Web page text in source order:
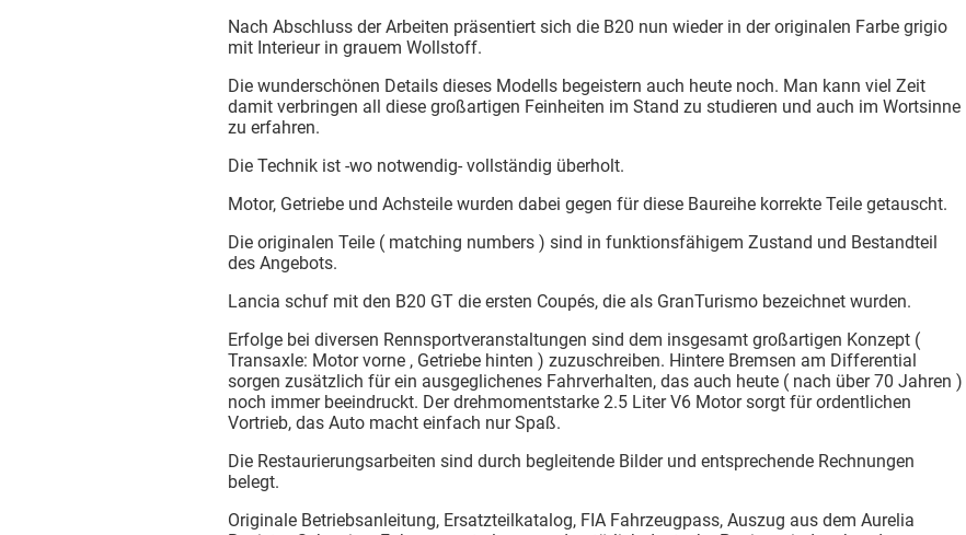
Nach Abschluss der Arbeiten präsentiert sich die B20 nun wieder in der originalen Farbe grigio
mit Interieur in grauem Wollstoff.
Die wunderschönen Details dieses Modells begeistern auch heute noch. Man kann viel Zeit
damit verbringen all diese großartigen Feinheiten im Stand zu studieren und auch im Wortsinne
zu erfahren.
Die Technik ist -wo notwendig- vollständig überholt.
Motor, Getriebe und Achsteile wurden dabei gegen für diese Baureihe korrekte Teile getauscht.
Die originalen Teile ( matching numbers ) sind in funktionsfähigem Zustand und Bestandteil
des Angebots.
Lancia schuf mit den B20 GT die ersten Coupés, die als GranTurismo bezeichnet wurden.
Erfolge bei diversen Rennsportveranstaltungen sind dem insgesamt großartigen Konzept (
Transaxle: Motor vorne , Getriebe hinten ) zuzuschreiben. Hintere Bremsen am Differential
sorgen zusätzlich für ein ausgeglichenes Fahrverhalten, das auch heute ( nach über 70 Jahren )
noch immer beeindruckt. Der drehmomentstarke 2.5 Liter V6 Motor sorgt für ordentlichen
Vortrieb, das Auto macht einfach nur Spaß.
Die Restaurierungsarbeiten sind durch begleitende Bilder und entsprechende Rechnungen
belegt.
Originale Betriebsanleitung, Ersatzteilkatalog, FIA Fahrzeugpass, Auszug aus dem Aurelia